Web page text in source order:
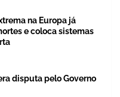
na Europa já
e coloca sistemas
disputa pelo Governo